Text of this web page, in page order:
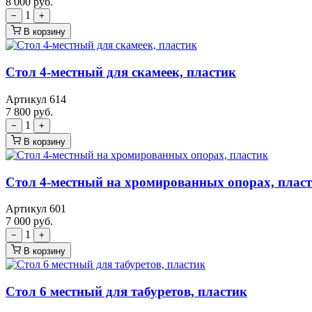
− 1
+
В корзину
Стол 4-местный для скамеек, пластик
Артикул 614
7 800 руб.
− 1
+
В корзину
Стол 4-местный на хромированных опорах,
Артикул 601
7 000 руб.
− 1
+
В корзину
Стол 6 местный для табуретов, пластик